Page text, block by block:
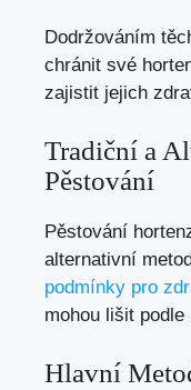
Dodržováním
chránit své
zajistit jejich
Tradiční a
Pěstování
Pěstování
alternativní
podmínky pro
mohou lišit
Hlavní